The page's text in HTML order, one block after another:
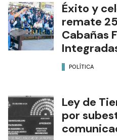
Éxito y
remate
Cabañas
POLÍTICA
Ley de
por